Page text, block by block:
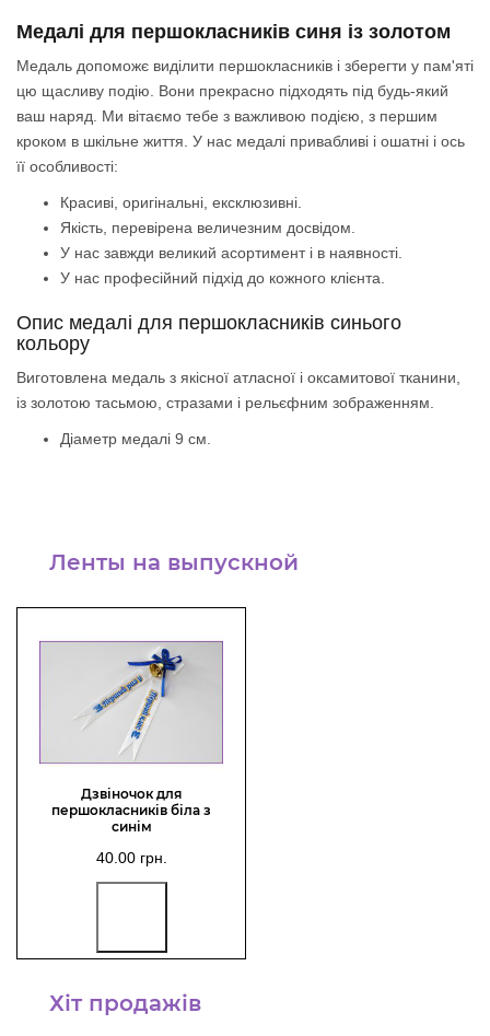
Медалі для першокласників синя із золотом
Медаль допоможє виділити першокласників і зберегти у пам'яті
цю щасливу подію. Вони прекрасно підходять під будь-який
ваш наряд. Ми вітаємо тебе з важливою подією, з першим
кроком в шкільне життя. У нас медалі привабливі і ошатні і ось
її особливості:
Красиві, оригінальні, ексклюзивні.
Якість, перевірена величезним досвідом.
У нас завжди великий асортимент і в наявності.
У нас професійний підхід до кожного клієнта.
Опис медалі для першокласників синього
кольору
Виготовлена ​​медаль з якісної атласної і оксамитової тканини,
із золотою тасьмою, стразами і рельєфним зображенням.
Діаметр медалі 9 см.
Ленты на выпускной
Дзвіночок для
першокласників біла з
синім
40.00 грн.
Хіт продажів